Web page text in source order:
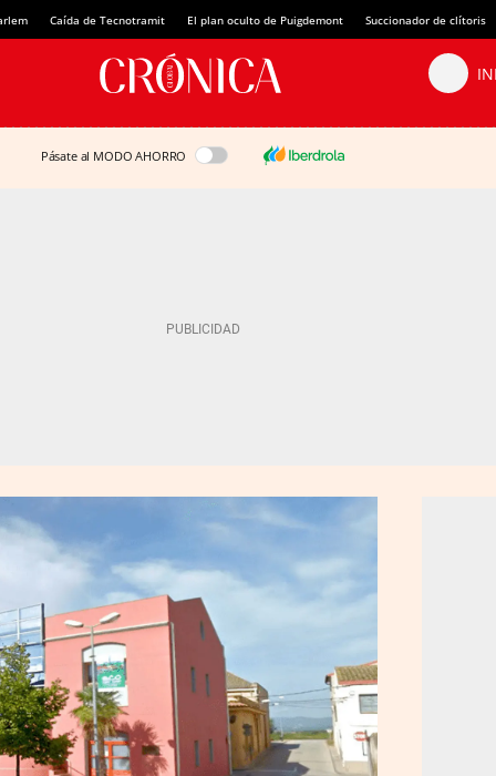
Caída de Tecnotramit El plan oculto de Puigdemont Succionador de clítoris
Pásate al MODO AHORRO